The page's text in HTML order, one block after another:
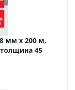
мм х 200 м,
45